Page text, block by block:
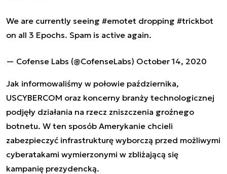
We are currently seeing #emotet dropping #trickbot
on all 3 Epochs. Spam is active again.
— Cofense Labs (@CofenseLabs) October 14, 2020
Jak informowaliśmy w połowie października,
USCYBERCOM oraz koncerny branży technologicznej
podjęły działania na rzecz zniszczenia groźnego
botnetu. W ten sposób Amerykanie chcieli
zabezpieczyć infrastrukturę wyborczą przed możliwymi
cyberatakami wymierzonymi w zbliżającą się
kampanię prezydencką.